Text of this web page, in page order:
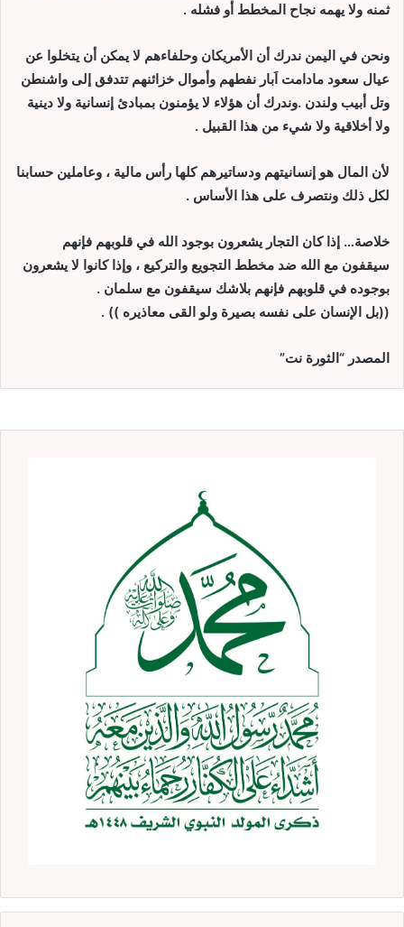
ثمنه ولا يهمه نجاح المخطط أو فشله .
ونحن في اليمن ندرك أن الأمريكان وحلفاءهم لا يمكن أن يتخلوا عن
عيال سعود مادامت اَبار نفطهم وأموال خزائنهم تتدفق إلى واشنطن
وتل أبيب ولندن .وندرك أن هؤلاء لا يؤمنون بمبادئ إنسانية ولا دينية
ولا أخلاقية ولا شيء من هذا القبيل .
لأن المال هو إنسانيتهم ودساتيرهم كلها رأس مالية ، وعاملين حسابنا
لكل ذلك ونتصرف على هذا الأساس .
خلاصة… إذا كان التجار يشعرون بوجود الله في قلوبهم فإنهم
سيقفون مع الله ضد مخطط التجويع والتركيع ، وإذا كانوا لا يشعرون
بوجوده في قلوبهم فإنهم بلاشك سيقفون مع سلمان .
((بل الإنسان على نفسه بصيرة ولو القى معاذيره )) .
المصدر “الثورة نت”